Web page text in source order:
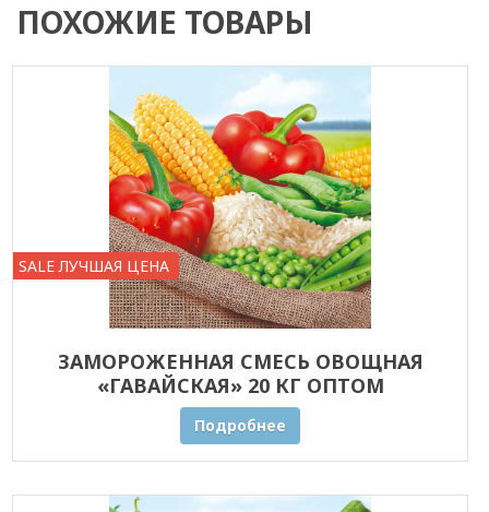
ПОХОЖИЕ ТОВАРЫ
SALE ЛУЧШАЯ ЦЕНА
ЗАМОРОЖЕННАЯ СМЕСЬ ОВОЩНАЯ
«ГАВАЙСКАЯ» 20 КГ ОПТОМ
Подробнее